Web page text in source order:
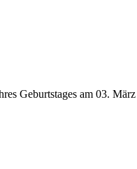
Geburtstages am 03. März